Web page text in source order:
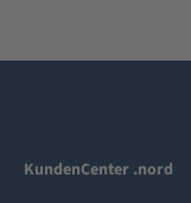
KundenCenter .nord